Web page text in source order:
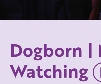
Dogborn |
Watching